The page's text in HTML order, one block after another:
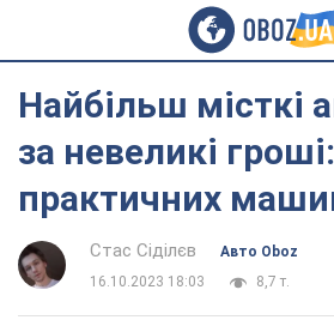
Найбільш місткі
за невеликі
практичних
Стас Сіділєв
Авто Oboz
16.10.2023 18:03
8,7 т.